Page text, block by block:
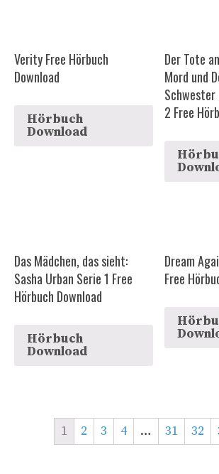
Verity Free Hörbuch
Download
Hörbuch
Download
Der Tote
Mord und
2 Free
Das Mädchen, das sieht:
Sasha Urban Serie 1 Free
Hörbuch Download
Hörbuch
Download
Dream
Free
1 2 3 4 … 31 32